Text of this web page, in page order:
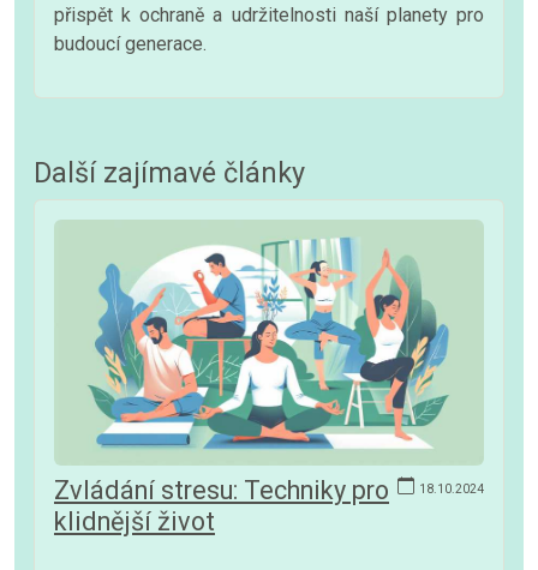
přispět k ochraně a udržitelnosti naší planety pro
budoucí generace.
Další zajímavé články
18.10.2024
Zvládání stresu: Techniky pro
klidnější život